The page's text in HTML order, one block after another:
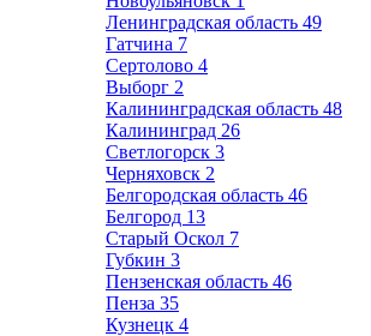
Ленинградская область 49
Гатчина 7
Сертолово 4
Выборг 2
Калининградская область 48
Калининград 26
Светлогорск 3
Черняховск 2
Белгородская область 46
Белгород 13
Старый Оскол 7
Губкин 3
Пензенская область 46
Пенза 35
Кузнецк 4